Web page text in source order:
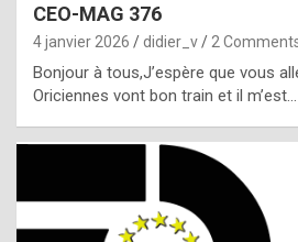
p
e
c
i
l
CEO-MAG 376
4 janvier 2026 didier_v 2
Bonjour à tous,J’espère que vous
Oriciennes vont bon train et il m’est…